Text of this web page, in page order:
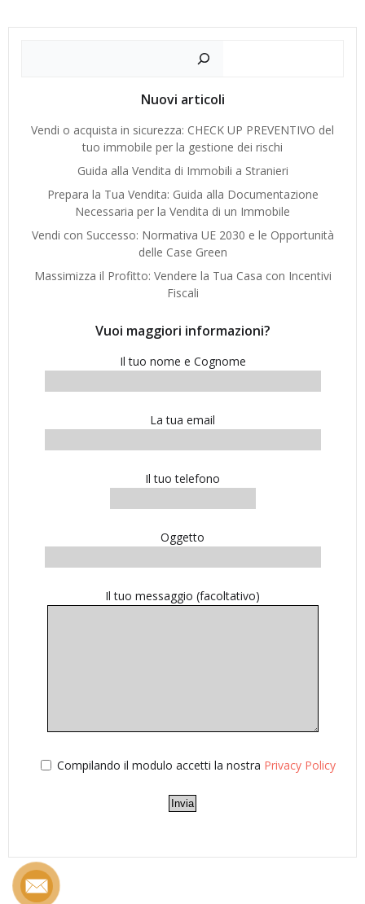
Nuovi articoli
Vendi o acquista in sicurezza: CHECK UP PREVENTIVO del
tuo immobile per la gestione dei rischi
Guida alla Vendita di Immobili a Stranieri
Prepara la Tua Vendita: Guida alla Documentazione
Necessaria per la Vendita di un Immobile
Vendi con Successo: Normativa UE 2030 e le Opportunità
delle Case Green
Massimizza il Profitto: Vendere la Tua Casa con Incentivi
Fiscali
Vuoi maggiori informazioni?
Il tuo nome e Cognome
La tua email
Il tuo telefono
Oggetto
Il tuo messaggio (facoltativo)
Compilando il modulo accetti la nostra Privacy Policy